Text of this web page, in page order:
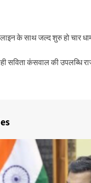
के साथ जल्द शुरु हो चार
सविता कंसवाल की उपलब्धि